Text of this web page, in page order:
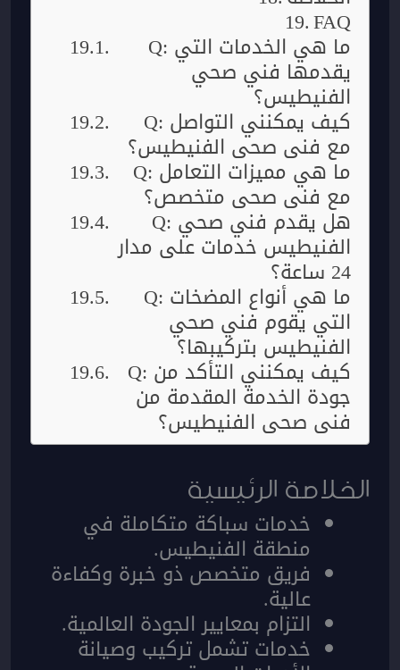
FAQ
Q: ما هي الخدمات التي
يقدمها فني صحي
الفنيطيس؟
Q: كيف يمكنني التواصل
مع فني صحي الفنيطيس؟
Q: ما هي مميزات التعامل
مع فني صحي متخصص؟
Q: هل يقدم فني صحي
الفنيطيس خدمات على مدار
24 ساعة؟
Q: ما هي أنواع المضخات
التي يقوم فني صحي
الفنيطيس بتركيبها؟
Q: كيف يمكنني التأكد من
جودة الخدمة المقدمة من
فني صحي الفنيطيس؟
الخلاصة الرئيسية
خدمات سباكة متكاملة في
منطقة الفنيطيس.
فريق متخصص ذو خبرة وكفاءة
عالية.
التزام بمعايير الجودة العالمية.
خدمات تشمل تركيب وصيانة